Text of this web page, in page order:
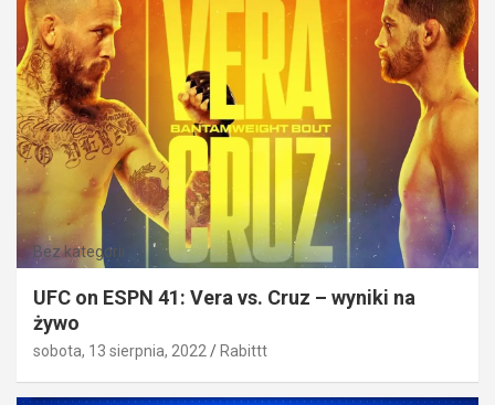
Bez kategorii
UFC on ESPN 41: Vera vs. Cruz – wyniki na
żywo
sobota, 13 sierpnia, 2022 Rabittt